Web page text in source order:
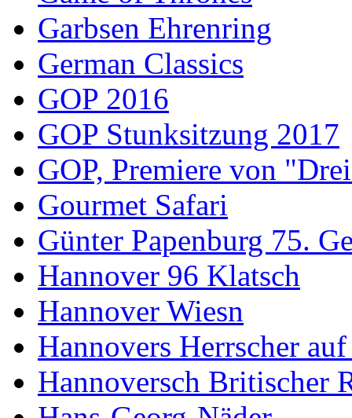
Garbsen Ehrenring
German Classics
GOP 2016
GOP Stunksitzung 2017
GOP, Premiere von
Gourmet Safari
Günter Papenburg 75.
Hannover 96 Klatsch
Hannover Wiesn
Hannovers Herrscher
Hannoversch Britischer